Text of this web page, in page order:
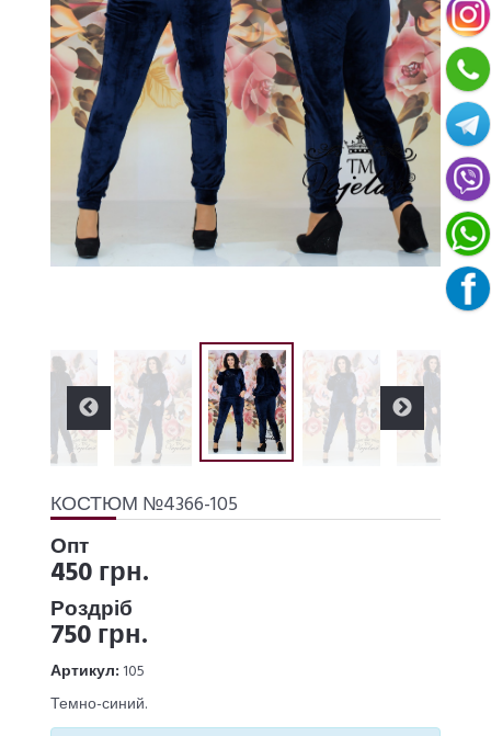
КОСТЮМ №4366-105
Опт
450 грн.
Роздріб
750 грн.
Артикул: 105
Темно-синий.